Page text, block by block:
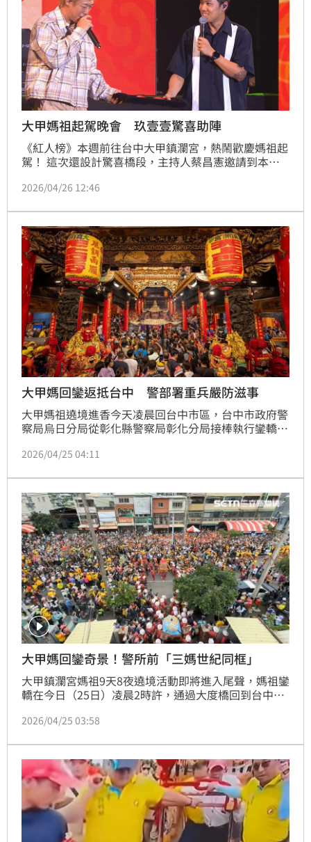
大甲媽祖起駕晚會 玖壹壹驚喜助陣
《紅人榜》本週前往台中大甲鎮瀾宮，熱鬧歡慶媽祖起
駕！ 這次還設計驚喜橋段，主持人蔡昌憲邀請到本土
起全場尖叫，與蔡昌憲合唱《一生只督妳一人》，瞬間
蔡昌憲熱情邀約，立刻義氣相挺答應演出，展現出他們
之間的深厚情誼，更將現場氣氛推向最高潮，讓觀眾嗨
到不行！
2026/04/26 12:46
大甲媽回鑾返抵台中 警部署重兵嚴防滋事
大甲媽祖遶境進香今天凌晨回台中市區，台中市政府警
察局烏日分局從彰化縣警察局彰化分局接棒執行鑾轎維
協助交通管制。
2026/04/25 04:11
大甲媽回鑾奇景！警所前「三媽世紀同框」
大甲鎮瀾宮媽祖9天8夜遶境活動即將進入尾聲，媽祖鑾
轎在今日（25日）凌晨2時許，通過大度橋回到台中
分，在烏日分局龍井分駐所前方，與北港朝天宮媽祖、
面也讓信眾驚喜不已，現場聚集萬人爭睹「迎媽祖」，
場面盛大。
2026/04/25 03:58